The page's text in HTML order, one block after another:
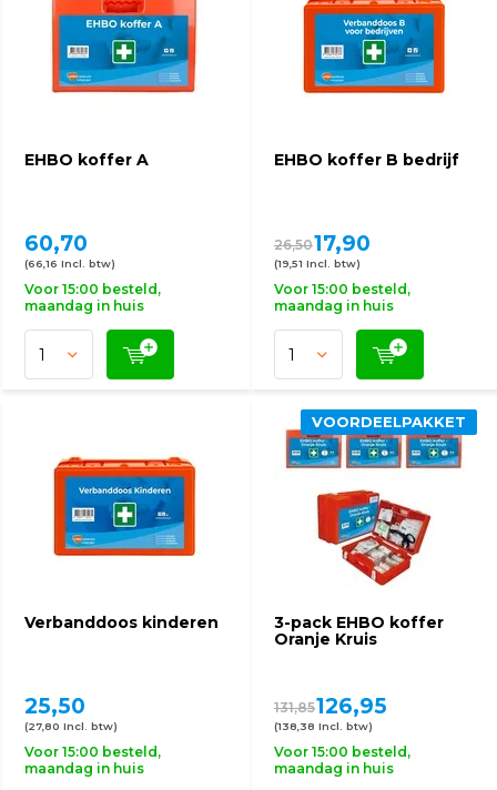
EHBO koffer A
60,70
(66,16 Incl. btw)
Voor 15:00 besteld,
maandag in huis
EHBO koffer B bedrijf
26,5017,90
(19,51 Incl. btw)
Voor 15:00 besteld,
maandag in huis
Verbanddoos kinderen
25,50
(27,80 Incl. btw)
Voor 15:00 besteld,
maandag in huis
3-pack EHBO koffer
Oranje Kruis
VOORDEELPAKKET
131,85126,95
(138,38 Incl. btw)
Voor 15:00 besteld,
maandag in huis